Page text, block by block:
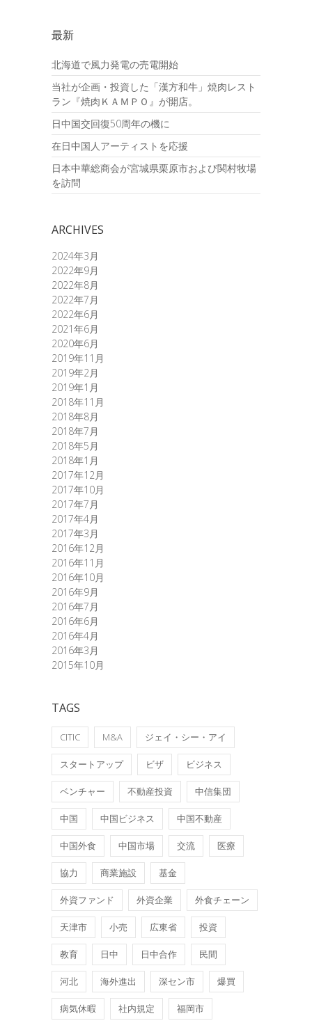
最新
北海道で風力発電の売電開始
当社が企画・投資した「漢方和牛」焼肉レスト
ラン『焼肉ＫＡＭＰＯ』が開店。
日中国交回復50周年の機に
在日中国人アーティストを応援
日本中華総商会が宮城県栗原市および関村牧場
を訪問
ARCHIVES
2024年3月
2022年9月
2022年8月
2022年7月
2022年6月
2021年6月
2020年6月
2019年11月
2019年2月
2019年1月
2018年11月
2018年8月
2018年7月
2018年5月
2018年1月
2017年12月
2017年10月
2017年7月
2017年4月
2017年3月
2016年12月
2016年11月
2016年10月
2016年9月
2016年7月
2016年6月
2016年4月
2016年3月
2015年10月
TAGS
CITIC M&A ジェイ・シー・アイ
スタートアップ ビザ ビジネス
ベンチャー 不動産投資 中信集団
中国 中国ビジネス 中国不動産
中国外食 中国市場 交流 医療
協力 商業施設 基金
外資ファンド 外資企業 外食チェーン
天津市 小売 広東省 投資
教育 日中 日中合作 民間
河北 海外進出 深セン市 爆買
病気休暇 社内規定 福岡市